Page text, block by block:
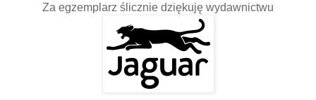
Za egzemplarz ślicznie dziękuję wydawnictwu